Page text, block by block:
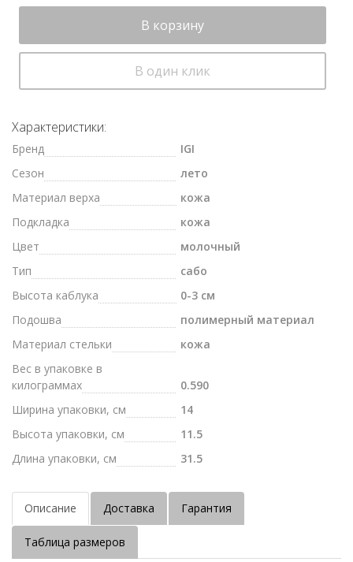
В корзину
В один клик
Характеристики:
Бренд
IGI
Сезон
лето
Материал верха
кожа
Подкладка
кожа
Цвет
молочный
Тип
сабо
Высота каблука
0-3 см
Подошва
полимерный материал
Материал стельки
кожа
Вес в упаковке в
килограммах
0.590
Ширина упаковки, см
14
Высота упаковки, см
11.5
Длина упаковки, см
31.5
Описание Доставка Гарантия
Таблица размеров